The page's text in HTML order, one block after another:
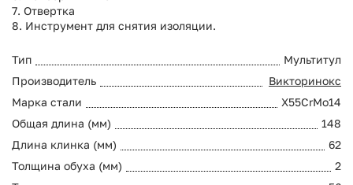
7. Отвертка
8. Инструмент для снятия изоляции.
Тип
Мультитул
Производитель
Викторинокс
Марка стали
X55CrMo14
Общая длина (мм)
148
Длина клинка (мм)
62
Толщина обуха (мм)
2